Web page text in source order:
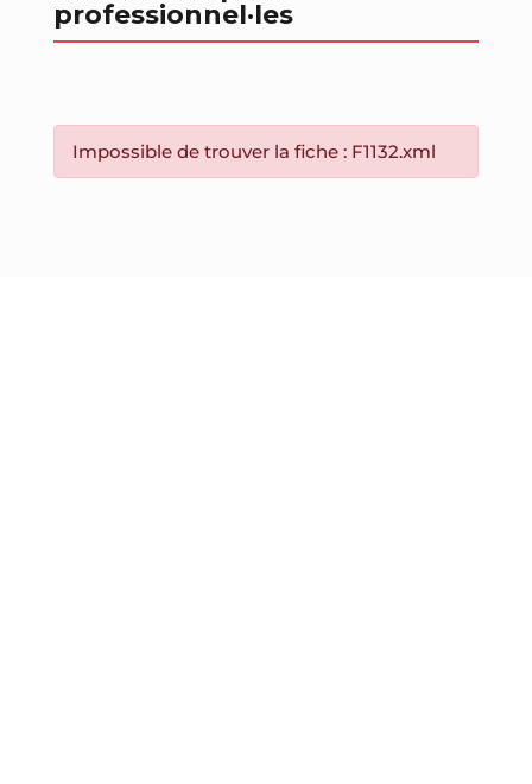
professionnel·les
Impossible de trouver la fiche : F1132.xml